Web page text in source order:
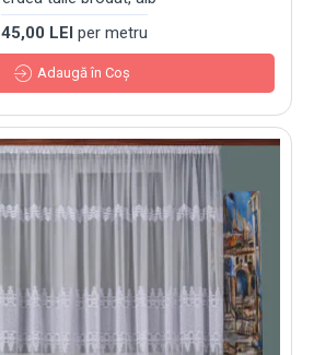
45,00 LEI per metru
Adaugă în Coş